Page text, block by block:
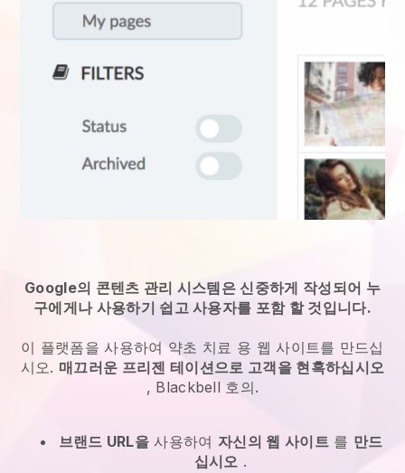
Google의 콘텐츠 관리 시스템은 신중하게 작성되어 누
구에게나 사용하기 쉽고 사용자를 포함 할 것입니다.
이 플랫폼을 사용하여 약초 치료 용 웹 사이트를 만드십
시오. 매끄러운 프리젠 테이션으로 고객을 현혹하십시오
, Blackbell 호의.
브랜드 URL을 사용하여 자신의 웹 사이트를 만드
십시오 .